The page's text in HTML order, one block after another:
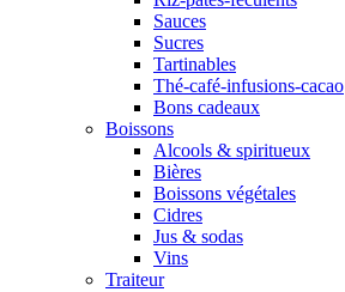
Sauces
Sucres
Tartinables
Thé-café-infusions-cacao
Bons cadeaux
Boissons
Alcools & spiritueux
Bières
Boissons végétales
Cidres
Jus & sodas
Vins
Traiteur